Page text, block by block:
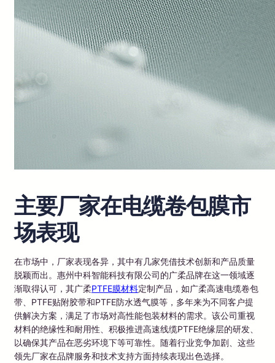
主要厂家在电缆卷包膜市
场表现
在市场中，厂家表现各异，其中有几家凭借技术创新和产品质量
脱颖而出。惠州中科智能科技有限公司的广柔品牌在这一领域逐
渐取得认可，其广柔PTFE膜材料定制产品，如广柔高速电缆卷包
带、PTFE贴附胶带和PTFE防水透气膜等，多年来为不同客户提
供解决方案，满足了市场对高性能包装材料的需求。该公司重视
材料的绝缘性和耐用性、积极推进高速线缆PTFE绝缘层的研发、
以确保其产品在恶劣环境下等可靠性。随着行业竞争加剧、这些
领先厂家在品牌服务和技术支持方面持续表现出色选择。